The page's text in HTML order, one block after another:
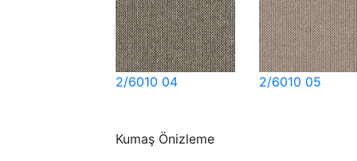
2/6010 04 2/6010 05
Kumaş Önizleme